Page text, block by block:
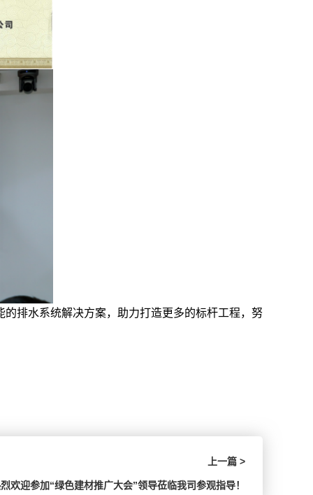
排水系统解决方案，助力打造更多的标杆工程，努
上一篇 >
欢迎参加“绿色建材推广大会”领导莅临我司参观指导！